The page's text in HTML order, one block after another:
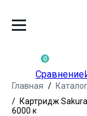
0
Сравнение
Главная Каталог
Картридж
6000 к.